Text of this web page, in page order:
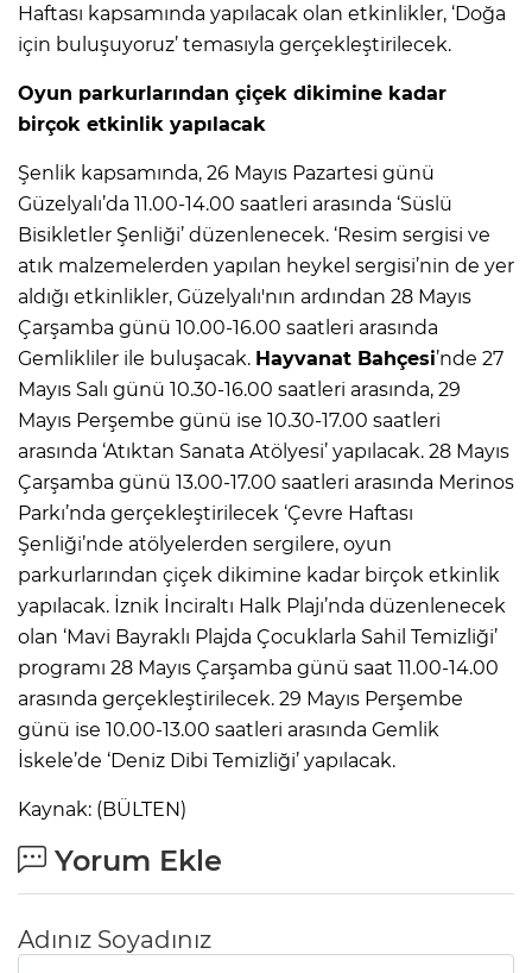
Haftası kapsamında yapılacak olan etkinlikler, ‘Doğa
için buluşuyoruz’ temasıyla gerçekleştirilecek.
Oyun parkurlarından çiçek dikimine kadar
birçok etkinlik yapılacak
Şenlik kapsamında, 26 Mayıs Pazartesi günü
Güzelyalı’da 11.00-14.00 saatleri arasında ‘Süslü
Bisikletler Şenliği’ düzenlenecek. ‘Resim sergisi ve
atık malzemelerden yapılan heykel sergisi’nin de yer
aldığı etkinlikler, Güzelyalı'nın ardından 28 Mayıs
Çarşamba günü 10.00-16.00 saatleri arasında
Gemlikliler ile buluşacak. Hayvanat Bahçesi’nde 27
Mayıs Salı günü 10.30-16.00 saatleri arasında, 29
Mayıs Perşembe günü ise 10.30-17.00 saatleri
arasında ‘Atıktan Sanata Atölyesi’ yapılacak. 28 Mayıs
Çarşamba günü 13.00-17.00 saatleri arasında Merinos
Parkı’nda gerçekleştirilecek ‘Çevre Haftası
Şenliği’nde atölyelerden sergilere, oyun
parkurlarından çiçek dikimine kadar birçok etkinlik
yapılacak. İznik İnciraltı Halk Plajı’nda düzenlenecek
olan ‘Mavi Bayraklı Plajda Çocuklarla Sahil Temizliği’
programı 28 Mayıs Çarşamba günü saat 11.00-14.00
arasında gerçekleştirilecek. 29 Mayıs Perşembe
günü ise 10.00-13.00 saatleri arasında Gemlik
İskele’de ‘Deniz Dibi Temizliği’ yapılacak.
Kaynak: (BÜLTEN)
Yorum Ekle
Adınız Soyadınız